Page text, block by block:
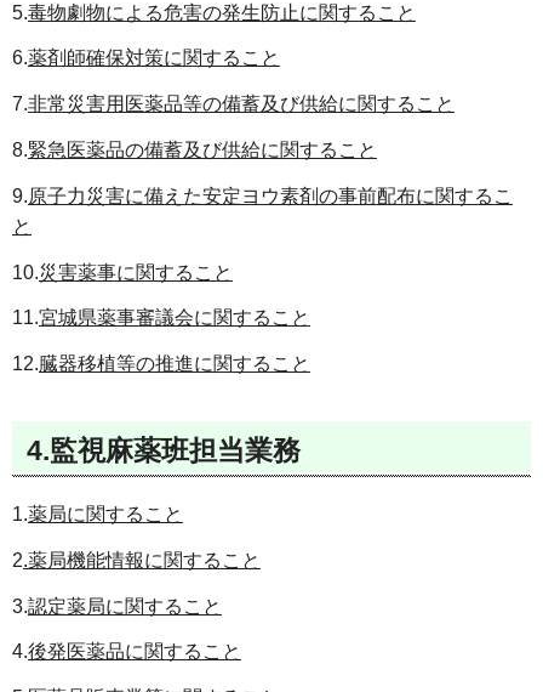
5.毒物劇物による危害の発生防止に関すること
6.薬剤師確保対策に関すること
7.非常災害用医薬品等の備蓄及び供給に関すること
8.緊急医薬品の備蓄及び供給に関すること
9.原子力災害に備えた安定ヨウ素剤の事前配布に関するこ
と
10.災害薬事に関すること
11.宮城県薬事審議会に関すること
12.臓器移植等の推進に関すること
4.監視麻薬班担当業務
1.薬局に関すること
2.薬局機能情報に関すること
3.認定薬局に関すること
4.後発医薬品に関すること